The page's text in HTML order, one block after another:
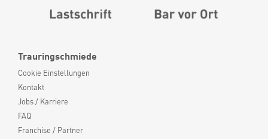
Trauringschmiede
Cookie Einstellungen
Kontakt
Jobs / Karriere
FAQ
Franchise / Partner